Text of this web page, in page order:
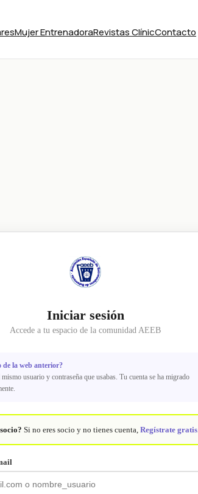
Mujer EntrenadoraRevistas ClínicContacto
Iniciar sesión
Accede a tu espacio de la comunidad AEEB
de la web anterior?
usuario y contraseña que usabas. Tu cuenta se ha migrado
Si no eres socio y no tienes cuenta, Regístrate gratis.